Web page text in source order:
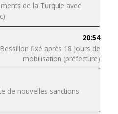
de la Turquie avec
20:54
fixé après 18 jours de
mobilisation (préfecture)
de nouvelles sanctions